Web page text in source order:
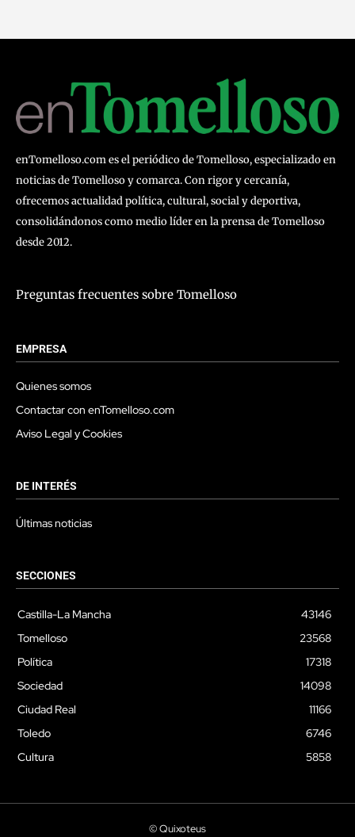
enTomelloso.com es el periódico de Tomelloso, especializado en
noticias de Tomelloso y comarca. Con rigor y cercanía,
ofrecemos actualidad política, cultural, social y deportiva,
consolidándonos como medio líder en la prensa de Tomelloso
desde 2012.
Preguntas frecuentes sobre Tomelloso
EMPRESA
Quienes somos
Contactar con enTomelloso.com
Aviso Legal y Cookies
DE INTERÉS
Últimas noticias
SECCIONES
Castilla-La Mancha
43146
Tomelloso
23568
Política
17318
Sociedad
14098
Ciudad Real
11166
Toledo
6746
Cultura
5858
© Quixoteus